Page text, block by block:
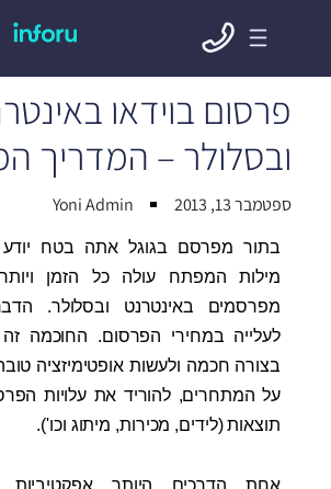
פרסום בוידאו
ובסלולר – המדריך
ספטמבר 13, 2013 Yoni Admin
בתור מפרסם בגוגל אתה בטח
מילות המפתח עולה כל הזמן
מפרסמים באינטרנט ובסלולר.
לעלייה במחירי הפרסום. החוכמה
בצורה חכמה ולעשות אופטימיזציה
על המתחרים, להוריד את עלויות
תוצאות (לידים, מכירות, מיתוג וכו').